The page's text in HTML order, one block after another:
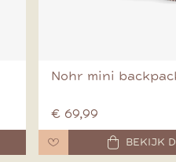
Nohr mini
€ 69,99
BEKIJK